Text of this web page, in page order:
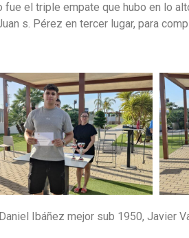
el triple empate que hubo en lo
s. Pérez en tercer lugar, para
Ibáñez mejor sub 1950, Javier